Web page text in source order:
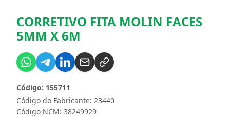
CORRETIVO FITA MOLIN FACES
5MM X 6M
Código do Fabricante: 23440
Código: 155711
Código NCM: 38249929